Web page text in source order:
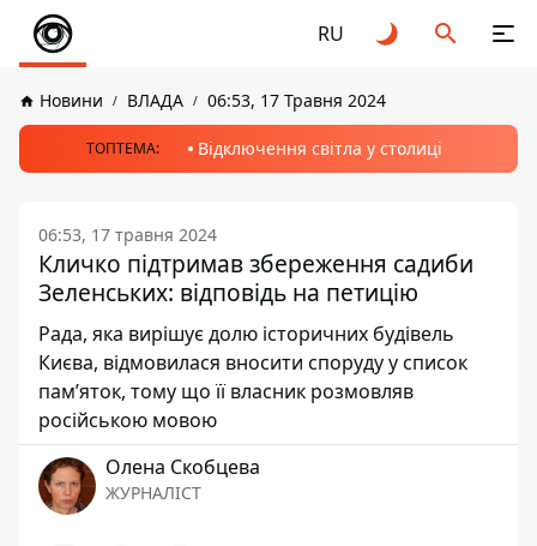
RU
Новини ВЛАДА 06:53, 17 Травня 2024
ТОПТЕМА: Відключення світла у столиці
06:53, 17 травня 2024
Кличко підтримав збереження садиби
Зеленських: відповідь на петицію
Рада, яка вирішує долю історичних будівель
Києва, відмовилася вносити споруду у список
пам’яток, тому що її власник розмовляв
російською мовою
Олена Скобцева
ЖУРНАЛІСТ